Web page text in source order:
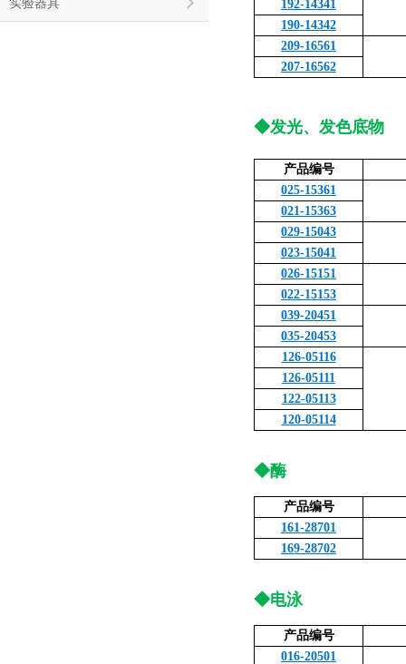
192-14341
190-14342
209-16561
207-16562
◆发光、发色底物
产品编号
025-15361
021-15363
029-15043
023-15041
026-15151
022-15153
039-20451
035-20453
126-05116
126-05111
122-05113
120-05114
◆酶
产品编号
161-28701
169-28702
◆电泳
产品编号
016-20501